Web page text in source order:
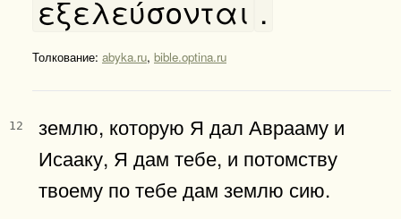
εξελεύσονται .
Толкование: abyka.ru, bible.optina.ru
12
землю, которую Я дал Аврааму и
Исааку, Я дам тебе, и потомству
твоему по тебе дам землю сию.